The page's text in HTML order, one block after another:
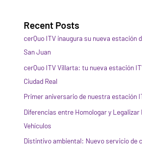
Recent Posts
cerQuo ITV inaugura su nueva estación
San Juan
cerQuo ITV Villarta: tu nueva estación
Ciudad Real
Primer aniversario de nuestra estación
Diferencias entre Homologar y Legalizar
Vehículos
Distintivo ambiental: Nuevo servicio de